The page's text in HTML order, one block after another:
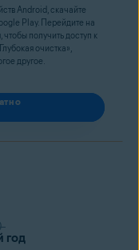
Android, скачайте
Play. Перейдите на
получить доступ к
очистка»,
другое.
год